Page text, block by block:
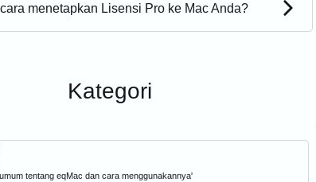
menetapkan Lisensi Pro ke Mac Anda?
Kategori
tentang eqMac dan cara menggunakannya'